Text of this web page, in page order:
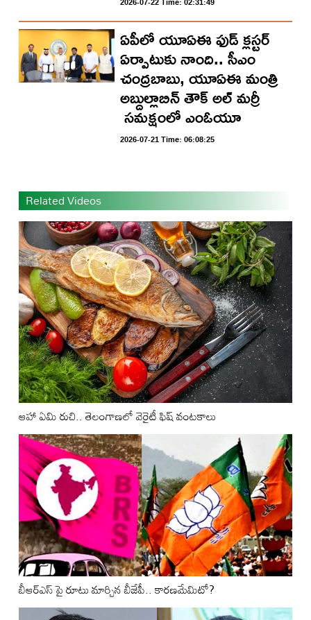
ఏపీలో యూఏఈ ఫుడ్ క్లస్టర్
ఏర్పాటుకు నాంది.. సీఎం
చంద్రబాబు, యూఏఈ మంత్రి
అబ్దుల్లాబిన్ తౌక్ అల్ మర్రీ
సమక్షంలో ఎంఓయూ
2026-07-21 Time: 06:08:25
Related Videos
ఆహా ఏమి రుచి.. తెలంగాణలో వెరైటీ ఫిష్ వంటకాలు
బీఆర్ఎస్ పై రూటు మార్చిన బీజేపీ.. కారణమేమిటో?